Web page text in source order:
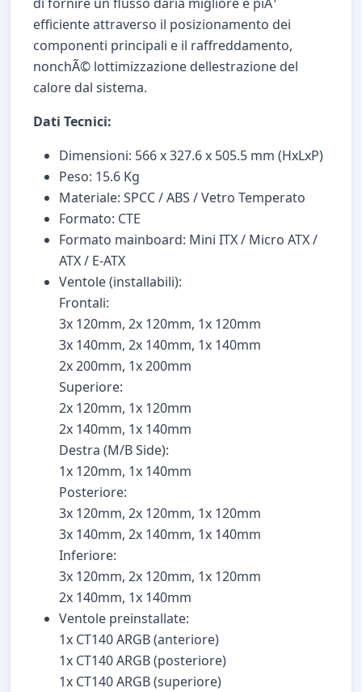
efficiente attraverso il posizionamento dei
componenti principali e il raffreddamento,
nonchÃ© lottimizzazione dellestrazione del
calore dal sistema.
Dati Tecnici:
Dimensioni: 566 x 327.6 x 505.5 mm (HxLxP)
Peso: 15.6 Kg
Materiale: SPCC / ABS / Vetro Temperato
Formato: CTE
Formato mainboard: Mini ITX / Micro ATX /
ATX / E-ATX
Ventole (installabili):
Frontali:
3x 120mm, 2x 120mm, 1x 120mm
3x 140mm, 2x 140mm, 1x 140mm
2x 200mm, 1x 200mm
Superiore:
2x 120mm, 1x 120mm
2x 140mm, 1x 140mm
Destra (M/B Side):
1x 120mm, 1x 140mm
Posteriore:
3x 120mm, 2x 120mm, 1x 120mm
3x 140mm, 2x 140mm, 1x 140mm
Inferiore:
3x 120mm, 2x 120mm, 1x 120mm
2x 140mm, 1x 140mm
Ventole preinstallate:
1x CT140 ARGB (anteriore)
1x CT140 ARGB (posteriore)
1x CT140 ARGB (superiore)